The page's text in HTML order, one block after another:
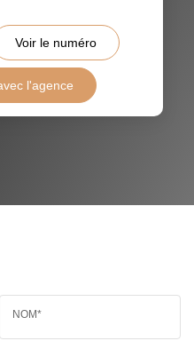
Voir le numéro
l'agence
NOM*